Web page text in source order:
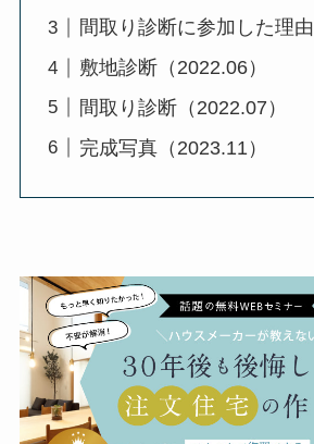
間取り診断に参加した理由
敷地診断（2022.06）
間取り診断（2022.07）
完成写真（2023.11）